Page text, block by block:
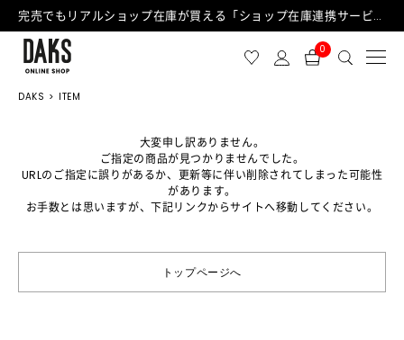
完売でもリアルショップ在庫が買える「ショップ在庫連携サービス」が日中もご利用可能になりました！
0
DAKS ITEM
大変申し訳ありません。
ご指定の商品が見つかりませんでした。
URLのご指定に誤りがあるか、更新等に伴い削除されてしまった可能性
があります。
お手数とは思いますが、下記リンクからサイトへ移動してください。
トップページへ